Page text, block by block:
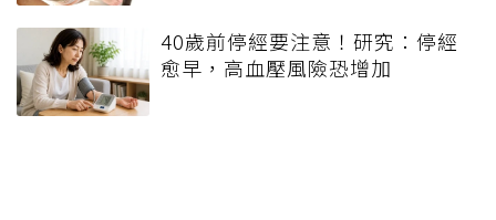
40歲前停經要注意！研究：停經
愈早，高血壓風險恐增加